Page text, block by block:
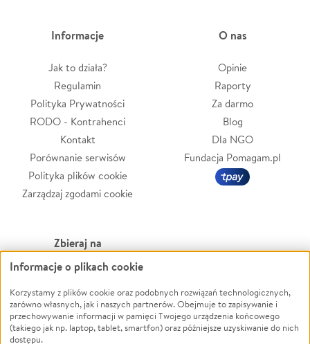
Informacje
Jak to działa?
Regulamin
Polityka Prywatności
RODO - Kontrahenci
Kontakt
Porównanie serwisów
Polityka plików cookie
Zarządzaj zgodami cookie
O nas
Opinie
Raporty
Za darmo
Blog
Dla NGO
Fundacja Pomagam.pl
Zbieraj na
Leczenie
Zwierzęta
Pożar
Ukraina
Powódź
Wichura
NGO
Informacje o plikach cookie
Korzystamy z plików cookie oraz podobnych rozwiązań technologicznych,
zarówno własnych, jak i naszych partnerów. Obejmuje to zapisywanie i
przechowywanie informacji w pamięci Twojego urządzenia końcowego
(takiego jak np. laptop, tablet, smartfon) oraz późniejsze uzyskiwanie do nich
dostępu.